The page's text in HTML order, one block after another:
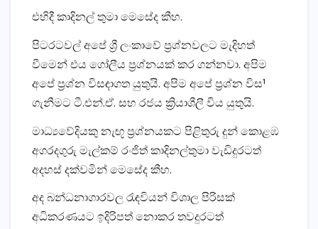
එහිදී කාදිනල් තුමා මෙසේද කීහ.
පිටරටවල් අපේ ශ්‍රී ලංකාවේ ප්‍රශ්නවලට මැදිහත්
වීමෙන් එය ගෝලීය ප්‍රශ්නයක්‌ කර ගන්නවා. අපිම
අපේ ප්‍රශ්න විසඳාගත යුතුයි. අපිම අපේ ප්‍රශ්න විස¹
ගැනීමට ටී.එන්.ඒ. සහ රජය ක්‍රියාශීලී විය යුතුයි.
මාධ්‍යවේදියකු නැඟූ ප්‍රශ්නයකට පිළිතුරු දුන් කොළඹ
අගරදගුරු මැල්කම් රංජිත් කාදිනල්තුමා වැඩිදුරටත්
අදහස්‌ දක්‌වමින් මෙසේද කීහ.
අද බන්ධනාගාරවල රැඳවියන් විශාල පිරිසක්‌
අධිකරණයට ඉදිරිපත් නොකර තවදුරටත්